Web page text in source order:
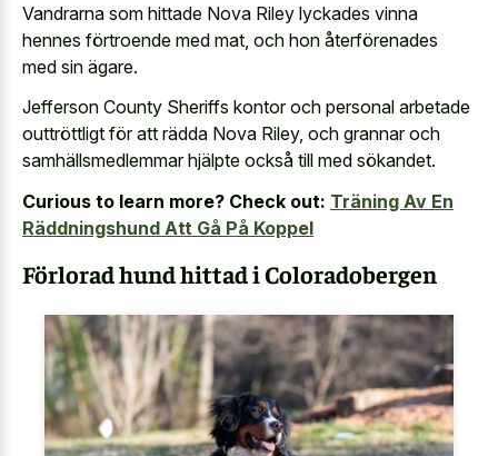
Vandrarna som hittade Nova Riley lyckades vinna
hennes förtroende med mat, och hon återförenades
med sin ägare.
Jefferson County Sheriffs kontor och personal arbetade
outtröttligt för att rädda Nova Riley, och grannar och
samhällsmedlemmar hjälpte också till med sökandet.
Curious to learn more? Check out: Träning Av En
Räddningshund Att Gå På Koppel
Förlorad hund hittad i Coloradobergen